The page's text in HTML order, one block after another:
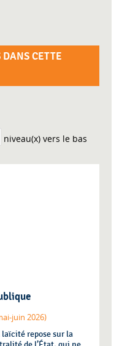
CETTE
niveau(x) vers le bas
juin 2026)
repose sur la